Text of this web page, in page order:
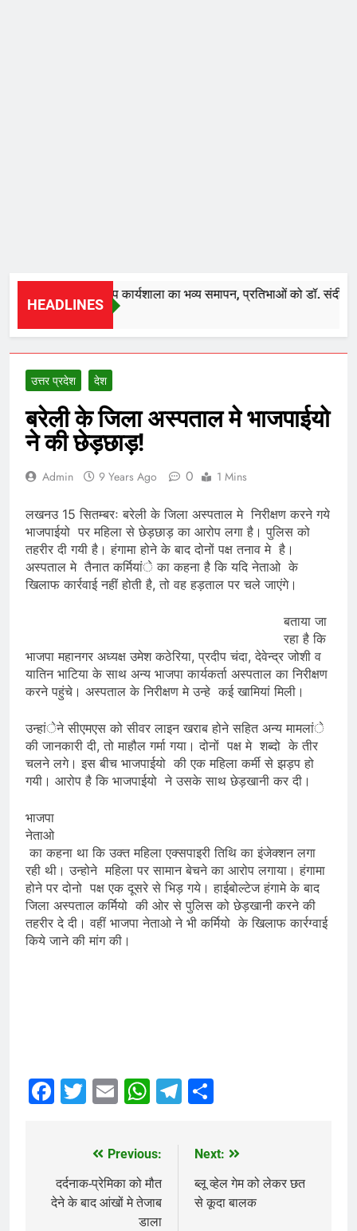
HEADLINES
10 दिवसीय मेकअप कार्यशाला का भव्य समापन, प्रतिभाओं को डॉ. संदीप ने
59 Minutes Ago
उत्तर प्रदेश देश
बरेली के जिला अस्पताल मे भाजपाईयो
ने की छेड़छाड़!
Admin 9 Years Ago 0 1 Mins
लखनउ 15 सितम्बरः बरेली के जिला अस्पताल मे निरीक्षण करने गये
भाजपाईयो पर महिला से छेड़छाड़ का आरोप लगा है। पुलिस को
तहरीर दी गयी है। हंगामा होने के बाद दोनों पक्ष तनाव मे है।
अस्पताल मे तैनात कर्मियांे का कहना है कि यदि नेताओ के
खिलाफ कार्रवाई नहीं होती है, तो वह हड़ताल पर चले जाएंगे।
बताया जा
रहा है कि
भाजपा महानगर अध्यक्ष उमेश कठेरिया, प्रदीप चंदा, देवेन्द्र जोशी व
यातिन भाटिया के साथ अन्य भाजपा कार्यकर्ता अस्पताल का निरीक्षण
करने पहुंचे। अस्पताल के निरीक्षण मे उन्हे कई खामियां मिली।
उन्हांेने सीएमएस को सीवर लाइन खराब होने सहित अन्य मामलांे
की जानकारी दी, तो माहौल गर्मा गया। दोनों पक्ष मे शब्दो के तीर
चलने लगे। इस बीच भाजपाईयो की एक महिला कर्मी से झड़प हो
गयी। आरोप है कि भाजपाईयो ने उसके साथ छेड़खानी कर दी।
भाजपा
नेताओ
का कहना था कि उक्त महिला एक्सपाइरी तिथि का इंजेक्शन लगा
रही थी। उन्होने महिला पर सामान बेचने का आरोप लगाया। हंगामा
होने पर दोनो पक्ष एक दूसरे से भिड़ गये। हाईबोल्टेज हंगामे के बाद
जिला अस्पताल कर्मियो की ओर से पुलिस को छेड़खानी करने की
तहरीर दे दी। वहीं भाजपा नेताओ ने भी कर्मियो के खिलाफ कार्रग्वाई
किये जाने की मांग की।
Facebook
Twitter
EmailWhatsApp
Telegram
navigation
Previous:
दर्दनाक-प्रेमिका को मौत
देने के बाद आंखों मे तेजाब
डाला
Next:
ब्लू व्हेल गेम को लेकर छत
से कूदा बालक